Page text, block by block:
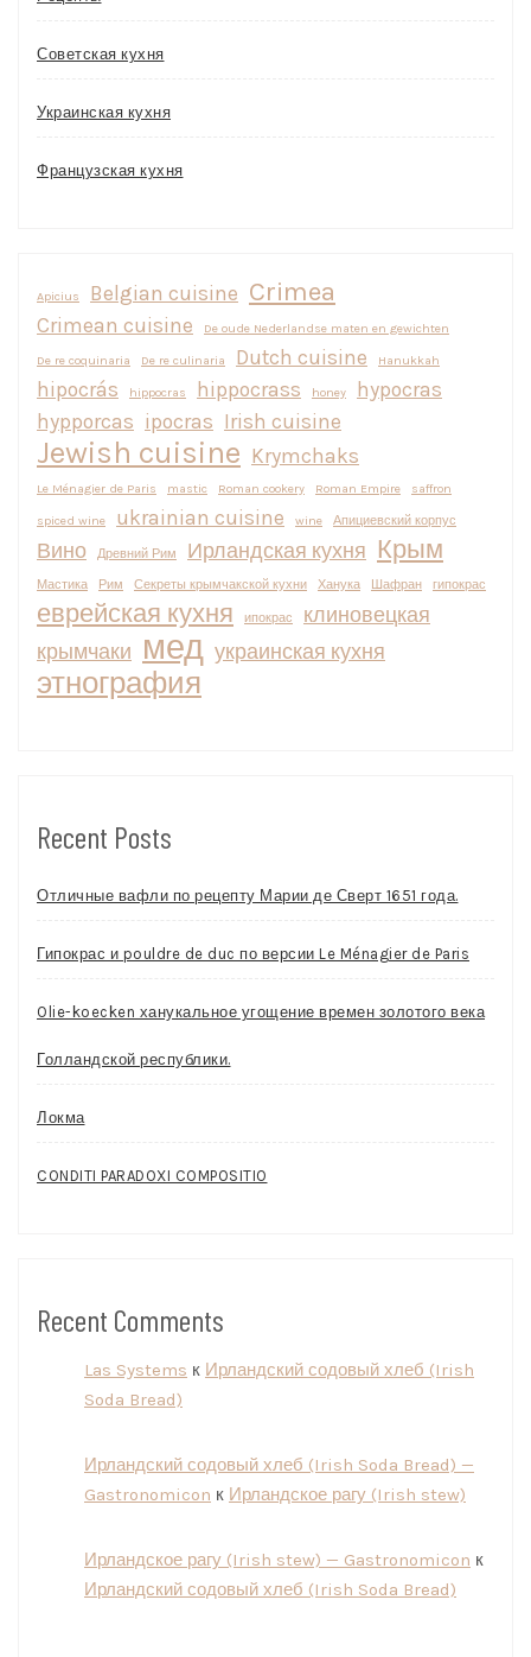
Советская кухня
Украинская кухня
Французская кухня
Apicius Belgian cuisine Crimea
Crimean cuisine De oude Nederlandse maten en gewichten
De re coquinaria De re culinaria Dutch cuisine Hanukkah
hipocrás hippocras hippocrass honey
hypocras
hypporcas ipocras Irish cuisine
Jewish cuisine Krymchaks
Le Ménagier de Paris mastic Roman cookery Roman Empire saffron
spiced wine ukrainian cuisine wine Апициевский корпус
Вино Древний Рим Ирландская кухня Крым
Мастика Рим Секреты крымчакской кухни Ханука Шафран гипокрас
еврейская кухня ипокрас
клиновецкая
крымчаки мед украинская кухня
этнография
Recent Posts
Отличные вафли по рецепту Марии де Сверт 1651 года.
Гипокрас и pouldre de duc по версии Le Ménagier de Paris
Olie-koecken ханукальное угощение времен золотого века
Голландской республики.
Локма
CONDITI PARADOXI COMPOSITIO
Recent Comments
Las Systems к Ирландский содовый хлеб (Irish
Soda Bread)
Ирландский содовый хлеб (Irish Soda Bread) —
Gastronomicon к Ирландское рагу (Irish stew)
Ирландское рагу (Irish stew) — Gastronomicon к
Ирландский содовый хлеб (Irish Soda Bread)